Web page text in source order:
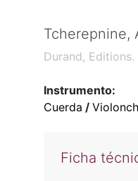
Tcherepnine,
Durand, Editions.
Instrumento:
Cuerda /
Ficha